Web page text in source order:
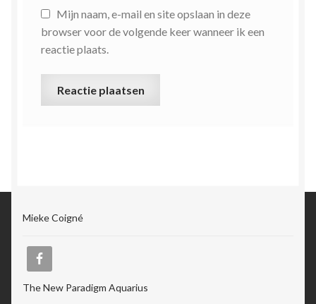
Mijn naam, e-mail en site opslaan in deze
browser voor de volgende keer wanneer ik een
reactie plaats.
Mieke Coigné
The New Paradigm Aquarius